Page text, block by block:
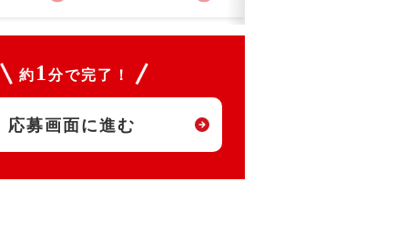
約 1 分で完了！
応募画面に進む